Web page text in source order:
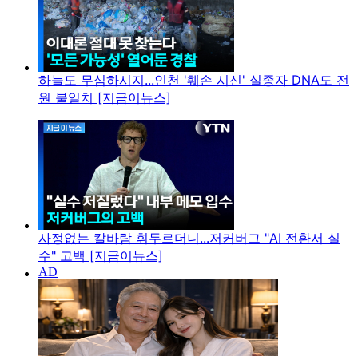
하늘도 무심하시지...인천 '훼손 시신' 실종자 DNA도 전
원 불일치 [지금이뉴스]
사정없는 칼바람 휘두르더니...저커버그 "AI 전환서 실
수" 고백 [지금이뉴스]